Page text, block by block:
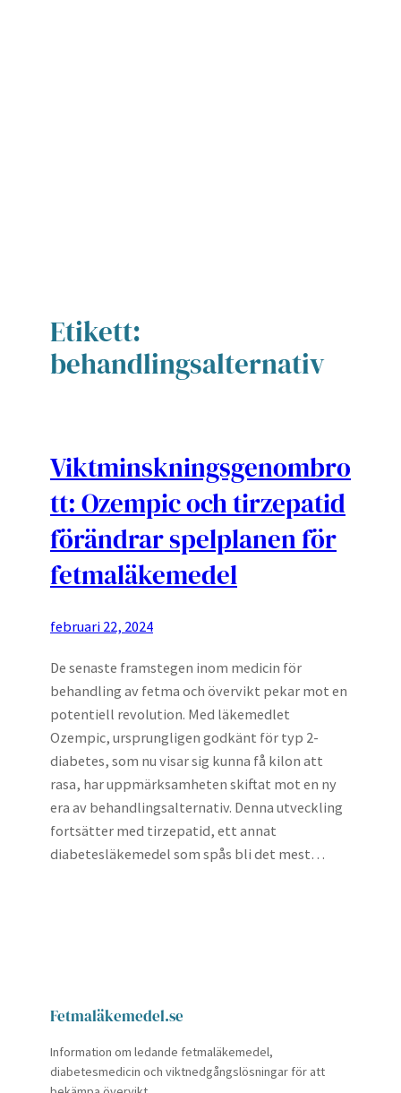
Etikett:
behandlingsalternativ
Viktminskningsgenombro
tt: Ozempic och tirzepatid
förändrar spelplanen för
fetmaläkemedel
februari 22, 2024
De senaste framstegen inom medicin för
behandling av fetma och övervikt pekar mot en
potentiell revolution. Med läkemedlet
Ozempic, ursprungligen godkänt för typ 2-
diabetes, som nu visar sig kunna få kilon att
rasa, har uppmärksamheten skiftat mot en ny
era av behandlingsalternativ. Denna utveckling
fortsätter med tirzepatid, ett annat
diabetesläkemedel som spås bli det mest…
Fetmaläkemedel.se
Information om ledande fetmaläkemedel,
diabetesmedicin och viktnedgångslösningar för att